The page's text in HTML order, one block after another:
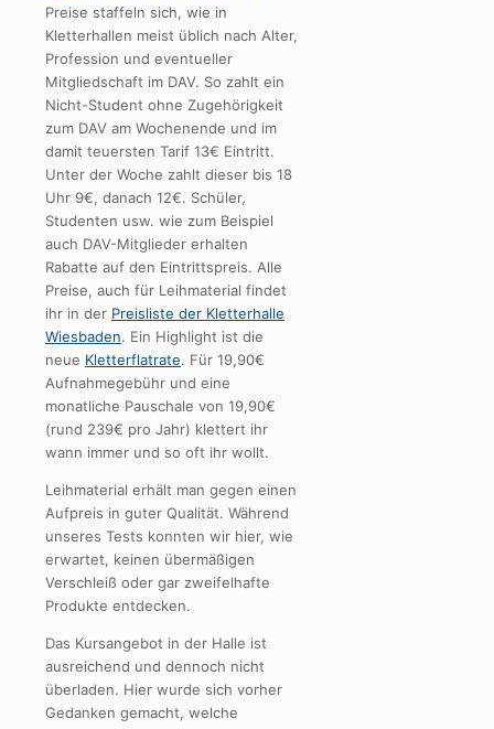
Preise staffeln sich, wie in
Kletterhallen meist üblich nach Alter,
Profession und eventueller
Mitgliedschaft im DAV. So zahlt ein
Nicht-Student ohne Zugehörigkeit
zum DAV am Wochenende und im
damit teuersten Tarif 13€ Eintritt.
Unter der Woche zahlt dieser bis 18
Uhr 9€, danach 12€. Schüler,
Studenten usw. wie zum Beispiel
auch DAV-Mitglieder erhalten
Rabatte auf den Eintrittspreis. Alle
Preise, auch für Leihmaterial findet
ihr in der Preisliste der Kletterhalle
Wiesbaden. Ein Highlight ist die
neue Kletterflatrate. Für 19,90€
Aufnahmegebühr und eine
monatliche Pauschale von 19,90€
(rund 239€ pro Jahr) klettert ihr
wann immer und so oft ihr wollt.
Leihmaterial erhält man gegen einen
Aufpreis in guter Qualität. Während
unseres Tests konnten wir hier, wie
erwartet, keinen übermäßigen
Verschleiß oder gar zweifelhafte
Produkte entdecken.
Das Kursangebot in der Halle ist
ausreichend und dennoch nicht
überladen. Hier wurde sich vorher
Gedanken gemacht, welche